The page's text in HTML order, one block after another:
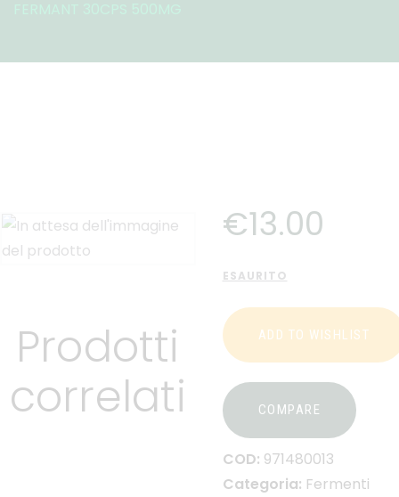
€13.00
ESAURITO
ADD TO WISHLIST
COMPARE
COD: 971480013
Categoria: Fermenti
Prodotti
correlati